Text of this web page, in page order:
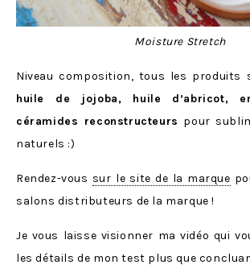
Moisture Stretch
Niveau composition, tous les produits
huile de jojoba, huile d’abricot,
céramides reconstructeurs pour
naturels :)
Rendez-vous sur le site de la marque
salons distributeurs de la marque !
Je vous laisse visionner ma vidéo qui
les détails de mon test plus que